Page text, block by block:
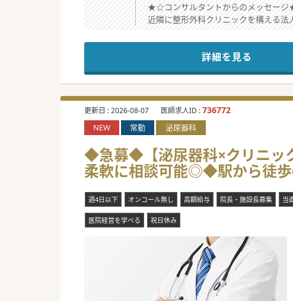
★☆コンサルタントからのメッセー
近隣に整形外科クリニックを構える法
分院としてお近くにクリニックを開
お力をお貸しいただける院長先生をお
将来的にご開業をお考えの先生につい
まずはぜひお気軽にお問合せくださ
#春入職可 #秋入職可
詳細を見る
更新日 :2026-08-07 医師求人ID :736772
NEW 常勤 泌尿器科
◆急募◆【泌尿器科×クリニッ
柔軟に相談可能◎◆駅から徒
週4日以下 オンコール無し 高額給与 院長・施設長募集 当
医院経営を学べる 祝日休み